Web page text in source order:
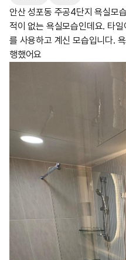
안산 성포동 주공4단지 욕실모
적이 없는 욕실모습인데요. 타
를 사용하고 계신 모습입니다.
행했어요